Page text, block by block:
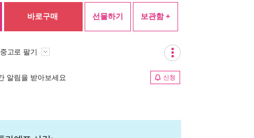
바로구매 선물하기 보관함 +
중고로 팔기
알림을 받아보세요 신청